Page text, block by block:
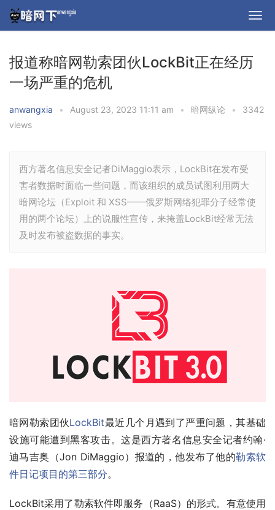
报道称暗网勒索团伙LockBit正在经历
一场严重的危机
anwangxia • August 23, 2023 11:11 am • 暗网纵论 •
3342
views
西方著名信息安全记者DiMaggio表示，LockBit在发布受
害者数据时面临一些问题，而该组织的成员试图利用两大
暗网论坛（Exploit 和 XSS——俄罗斯网络犯罪分子经常使
用的两个论坛）上的说服性宣传，来掩盖LockBit经常无法
及时发布被盗数据的事实。
暗网勒索团伙LockBit最近几个月遇到了严重问题，其基础
设施可能遭到黑客攻击。这是西方著名信息安全记者约翰·
迪马吉奥（Jon DiMaggio）报道的，他发布了他的勒索软
件日记项目的第三部分。
LockBit采用了勒索软件即服务（RaaS）的形式。有意使用